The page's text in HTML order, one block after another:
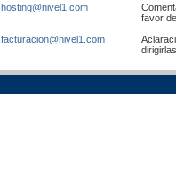
hosting@nivel1.com
favor
facturacion@nivel1.com